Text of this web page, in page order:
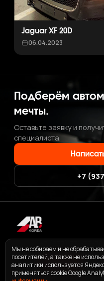
Jaguar XF 20D
06.04.2023
Подберём
мечты.
Оставьте заявку и
специалиста.
+7
Мы не собираем и не
посетителей, а также не
аналитики используется
применяться cookie Google